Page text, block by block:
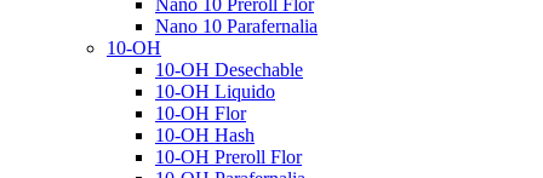
Nano 10 Preroll Flor
Nano 10 Parafernalia
10-OH
10-OH Desechable
10-OH Liquido
10-OH Flor
10-OH Hash
10-OH Preroll Flor